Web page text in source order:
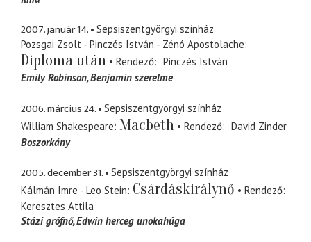
2007. január 14.
Sepsiszentgyörgyi színház
Pozsgai Zsolt - Pinczés István - Zénó Apostolache
Diploma után Rendező
Pinczés István
Emily Robinson Benjamin szerelme
2006. március 24.
Sepsiszentgyörgyi színház
William Shakespeare Macbeth Rendező
David Zinder
Boszorkány
2005. december 31.
Sepsiszentgyörgyi színház
Kálmán Imre - Leo Stein Csárdáskirálynő
Rendező
Keresztes Attila
Stázi grófnő Edwin herceg unokahúga